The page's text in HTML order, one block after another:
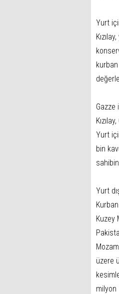
Yurt
Yurt
bin
Yurt
Kuzey
üzere
milyon